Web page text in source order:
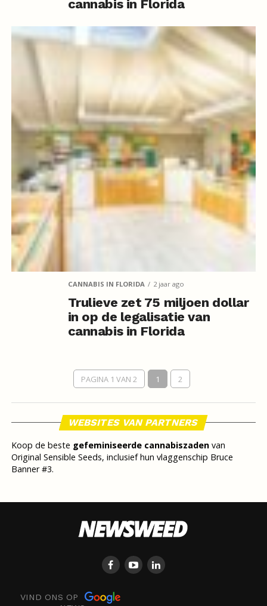
cannabis in Florida
CANNABIS IN FLORIDA 2 jaar ago
Trulieve zet 75 miljoen dollar
in op de legalisatie van
cannabis in Florida
PAGINA 1 VAN 2 1 2
WEBSITES VAN PARTNERS
Koop de beste gefeminiseerde cannabiszadenvan
Original Sensible Seeds, inclusief hun vlaggenschip Bruce
Banner #3.
VIND ONS OP